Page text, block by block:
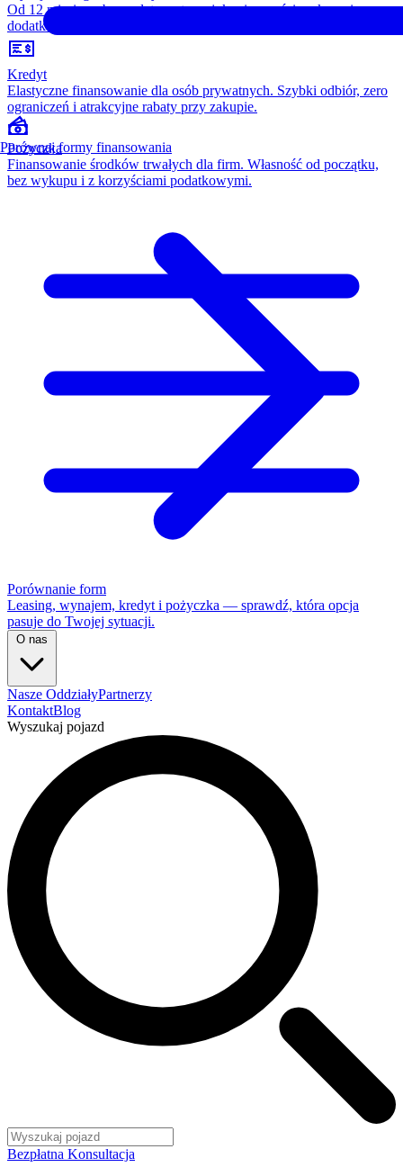
Od 12 miesięcy, bez opłaty wstępnej, konieczności wykupu i
dodatkowych kosztów. Wszystko w cenie raty.
Kredyt
Elastyczne finansowanie dla osób prywatnych. Szybki odbiór, zero
ograniczeń i atrakcyjne rabaty przy zakupie.
Pożyczka
Finansowanie środków trwałych dla firm. Własność od początku,
bez wykupu i z korzyściami podatkowymi.
Porównanie form
Leasing, wynajem, kredyt i pożyczka — sprawdź, która opcja
pasuje do Twojej sytuacji.
O nas
Nasze OddziałyPartnerzy
KontaktBlog
Wyszukaj pojazd
Bezpłatna Konsultacja
Porównaj formy finansowania